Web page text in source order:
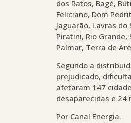
dos Ratos, Bagé,
Feliciano, Dom
Jaguarão, Lavras
Piratini, Rio
Palmar, Terra de
Segundo a
prejudicado,
afetaram 147
desaparecidas e
Por Canal Energia.